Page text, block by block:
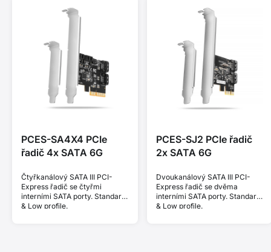
PCES-SA4X4 PCIe
řadič 4x SATA 6G
Čtyřkanálový SATA III PCI-
Express řadič se čtyřmi
interními SATA porty. Standard
& Low profile.
PCES-SJ2 PCIe řadič
2x SATA 6G
Dvoukanálový SATA III PCI-
Express řadič se dvěma
interními SATA porty. Standard
& Low profile.